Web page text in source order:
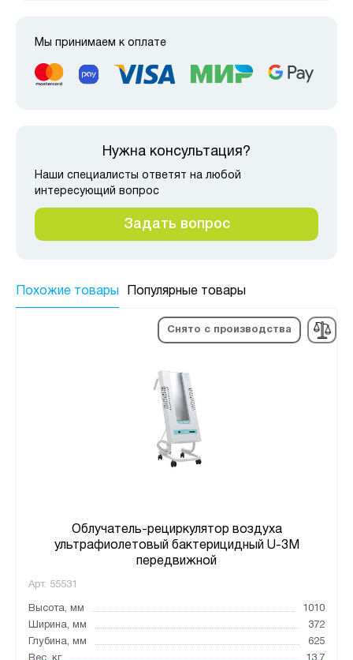
Мы принимаем к оплате
Нужна консультация?
Наши специалисты ответят на любой
интересующий вопрос
Задать вопрос
Похожие товары Популярные товары
Снято с производства
Облучатель-рециркулятор воздуха
ультрафиолетовый бактерицидный U-3M
передвижной
Арт. 55531
Высота, мм
1010
Ширина, мм
372
Глубина, мм
625